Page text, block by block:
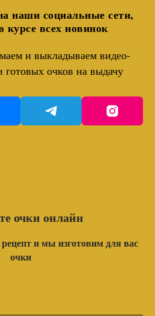
наши социальные сети,
курсе всех новинок
и выкладываем видео-
очков на выдачу
очки онлайн
и мы изготовим для вас
очки